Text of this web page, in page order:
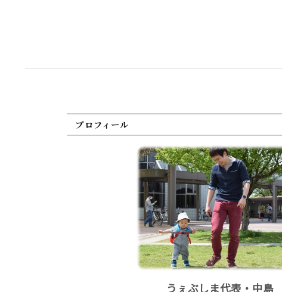
プロフィール
うぇぶしま代表・中島